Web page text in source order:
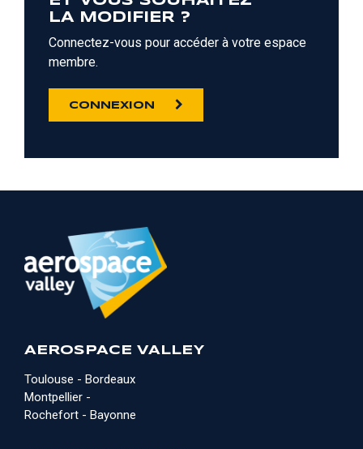
LA MODIFIER ?
Connectez-vous pour accéder à votre espace
membre.
CONNEXION
AEROSPACE VALLEY
Toulouse - Bordeaux
Montpellier -
Rochefort - Bayonne